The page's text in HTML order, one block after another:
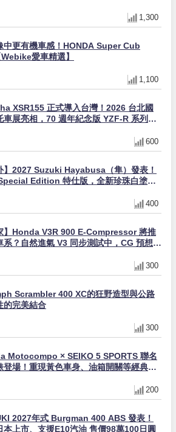
1,300
中更有機車感！HONDA Super Cub
愛車精選】
1,100
XSR155 正式導入台灣！2026 台北國
車展亮相，70 週年紀念版 YZF-R 系列限
600
】2027 Suzuki Hayabusa（隼）發表！
Edition 特仕版，全新珍珠白塗裝
400
】Honda V3R 900 E-Compressor 將推
系？自然進氣 V3 同步測試中，CG 預想曝
300
Scrambler 400 XC的狂野造型與公路
的完美結合
300
Motocompo × SEIKO 5 SPORTS 聯名
登場！重現黃色車身、油箱開關等經典設
200
2027年式 Burgman 400 ABS 發表！
本上市、支援E10汽油 售價98萬100日圓